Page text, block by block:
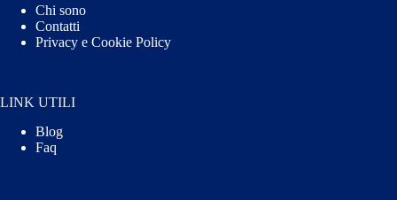
Chi sono
Contatti
Privacy e Cookie Policy
LINK UTILI
Blog
Faq